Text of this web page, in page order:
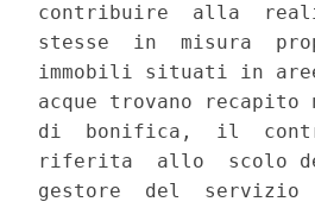
contribuire  alla
stesse  in  misura
immobili situati in
acque trovano
di  bonifica,  il
riferita  allo  scolo
gestore  del  servizio